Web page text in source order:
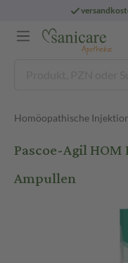
Homöopathische
Pascoe-Agil
Ampullen